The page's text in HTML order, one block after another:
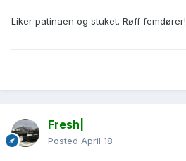
Liker patinaen og stuket. Røff femdører!
Fresh|
Posted April 18